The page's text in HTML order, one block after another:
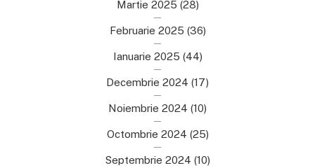
Martie 2025 (28)
Februarie 2025 (36)
Ianuarie 2025 (44)
Decembrie 2024 (17)
Noiembrie 2024 (10)
Octombrie 2024 (25)
Septembrie 2024 (10)